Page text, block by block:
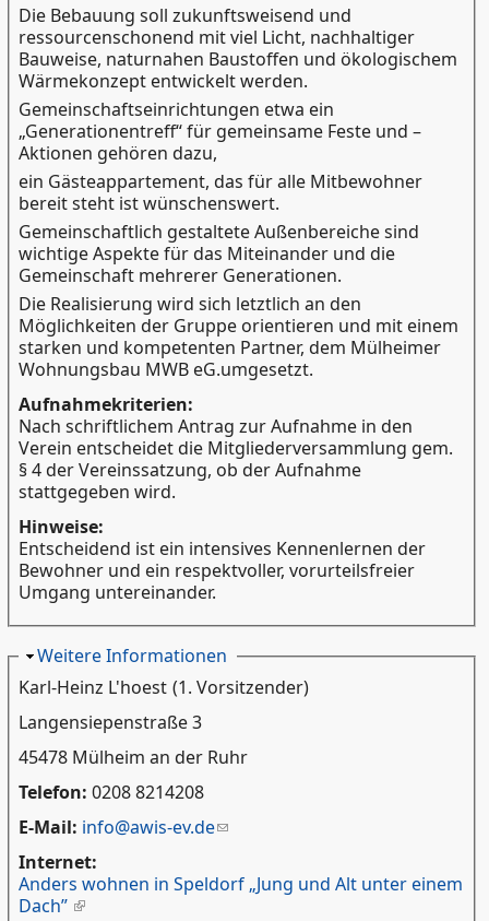
Die Bebauung soll zukunftsweisend und
ressourcenschonend mit viel Licht, nachhaltiger
Bauweise, naturnahen Baustoffen und ökologischem
Wärmekonzept entwickelt werden.
Gemeinschaftseinrichtungen etwa ein
„Generationentreff“ für gemeinsame Feste und –
Aktionen gehören dazu,
ein Gästeappartement, das für alle Mitbewohner
bereit steht ist wünschenswert.
Gemeinschaftlich gestaltete Außenbereiche sind
wichtige Aspekte für das Miteinander und die
Gemeinschaft mehrerer Generationen.
Die Realisierung wird sich letztlich an den
Möglichkeiten der Gruppe orientieren und mit einem
starken und kompetenten Partner, dem Mülheimer
Wohnungsbau MWB eG.umgesetzt.
Aufnahmekriterien:
Nach schriftlichem Antrag zur Aufnahme in den
Verein entscheidet die Mitgliederversammlung gem.
§ 4 der Vereinssatzung, ob der Aufnahme
stattgegeben wird.
Hinweise:
Entscheidend ist ein intensives Kennenlernen der
Bewohner und ein respektvoller, vorurteilsfreier
Umgang untereinander.
Ausblenden
Weitere Informationen
Karl-Heinz L'hoest (1. Vorsitzender)
Langensiepenstraße 3
45478 Mülheim an der Ruhr
Telefon: 0208 8214208
E-Mail: info@awis-ev.de
Internet:
Anders wohnen in Speldorf „Jung und Alt unter einem
Dach”